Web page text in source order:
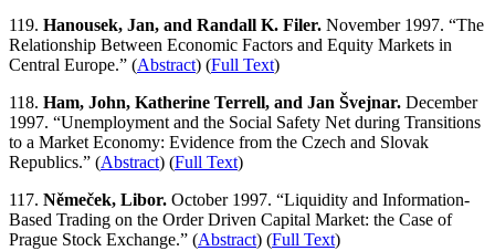
119. Hanousek, Jan, and Randall K. Filer. November 1997. “The
Relationship Between Economic Factors and Equity Markets in
Central Europe.” (Abstract) (Full Text)
118. Ham, John, Katherine Terrell, and Jan Švejnar. December
1997. “Unemployment and the Social Safety Net during Transitions
to a Market Economy: Evidence from the Czech and Slovak
Republics.” (Abstract) (Full Text)
117. Němeček, Libor. October 1997. “Liquidity and Information-
Based Trading on the Order Driven Capital Market: the Case of
Prague Stock Exchange.” (Abstract) (Full Text)